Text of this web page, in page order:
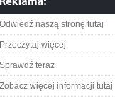
Odwiedź naszą stronę tutaj
Przeczytaj więcej
Sprawdź teraz
Zobacz więcej informacji tutaj